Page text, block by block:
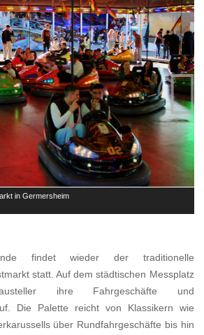
in Germersheim

findet wieder der traditionelle
statt. Auf dem städtischen Messplatz
ihre Fahrgeschäfte und
Die Palette reicht von Klassikern wie
über Rundfahrgeschäfte bis hin